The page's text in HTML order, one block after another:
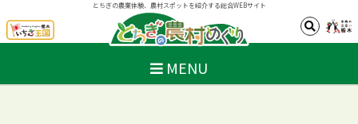
とちぎの農業体験、農村スポットを紹介する総合WEBサイト
MENU